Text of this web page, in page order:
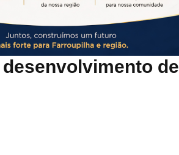
de